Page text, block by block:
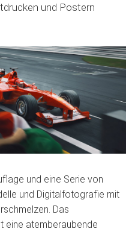
und Postern
und eine Serie von
und Digitalfotografie mit
Das
eine atemberaubende